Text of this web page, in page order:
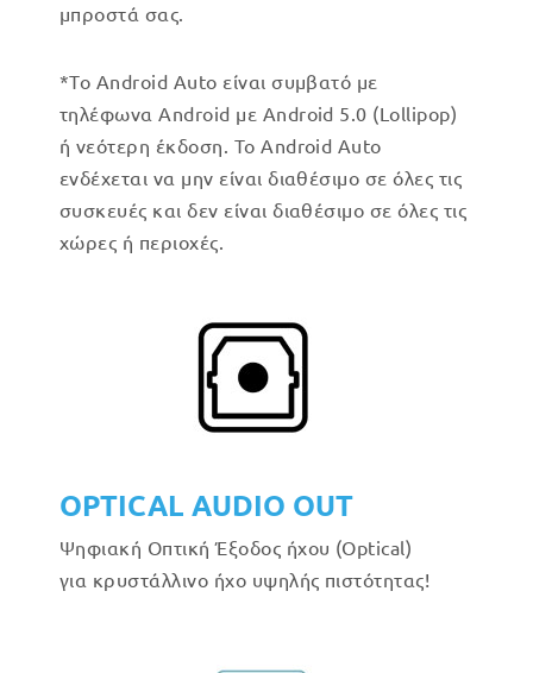
μπροστά σας.
*Το Android Auto είναι συμβατό με
τηλέφωνα Android με Android 5.0 (Lollipop)
ή νεότερη έκδοση. Το Android Auto
ενδέχεται να μην είναι διαθέσιμο σε όλες τις
συσκευές και δεν είναι διαθέσιμο σε όλες τις
χώρες ή περιοχές.
OPTICAL AUDIO OUT
Ψηφιακή Οπτική Έξοδος ήχου (Optical)
για κρυστάλλινο ήχο υψηλής πιστότητας!